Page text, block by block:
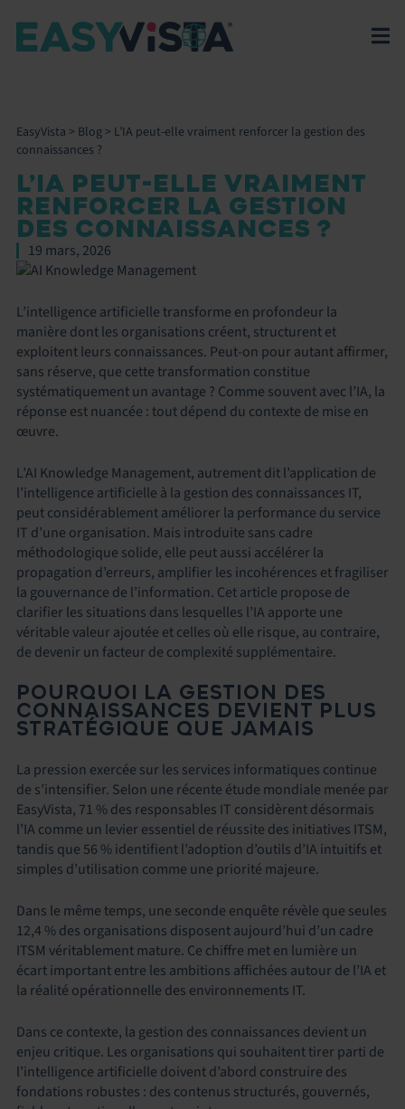
EasyVista > Blog> L’IA peut-elle vraiment renforcer la gestion des
connaissances ?
L’IA PEUT-ELLE VRAIMENT
RENFORCER LA GESTION
DES CONNAISSANCES ?
19 mars, 2026
L’intelligence artificielle transforme en profondeur la
manière dont les organisations créent, structurent et
exploitent leurs connaissances. Peut-on pour autant affirmer,
sans réserve, que cette transformation constitue
systématiquement un avantage ? Comme souvent avec l’IA, la
réponse est nuancée : tout dépend du contexte de mise en
œuvre.
L’AI Knowledge Management, autrement dit l’application de
l’intelligence artificielle à la gestion des connaissances IT,
peut considérablement améliorer la performance du service
IT d’une organisation. Mais introduite sans cadre
méthodologique solide, elle peut aussi accélérer la
propagation d’erreurs, amplifier les incohérences et fragiliser
la gouvernance de l’information. Cet article propose de
clarifier les situations dans lesquelles l’IA apporte une
véritable valeur ajoutée et celles où elle risque, au contraire,
de devenir un facteur de complexité supplémentaire.
POURQUOI LA GESTION DES
CONNAISSANCES DEVIENT PLUS
STRATÉGIQUE QUE JAMAIS
La pression exercée sur les services informatiques continue
de s’intensifier. Selon une récente étude mondiale menée par
EasyVista, 71 % des responsables IT considèrent désormais
l’IA comme un levier essentiel de réussite des initiatives ITSM,
tandis que 56 % identifient l’adoption d’outils d’IA intuitifs et
simples d’utilisation comme une priorité majeure.
Dans le même temps, une seconde enquête révèle que seules
12,4 % des organisations disposent aujourd’hui d’un cadre
ITSM véritablement mature. Ce chiffre met en lumière un
écart important entre les ambitions affichées autour de l’IA et
la réalité opérationnelle des environnements IT.
Dans ce contexte, la gestion des connaissances devient un
enjeu critique. Les organisations qui souhaitent tirer parti de
l’intelligence artificielle doivent d’abord construire des
fondations robustes : des contenus structurés, gouvernés,